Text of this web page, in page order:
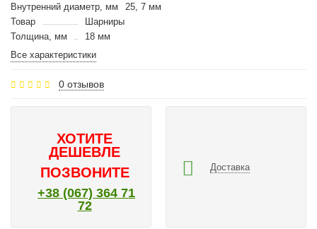
Внутренний диаметр, мм
25, 7 мм
Товар
Шарниры
Толщина, мм
18 мм
Все характеристики
0 отзывов
ХОТИТЕ
ДЕШЕВЛЕ
ПОЗВОНИТЕ
+38 (067) 364 71
72
Доставка